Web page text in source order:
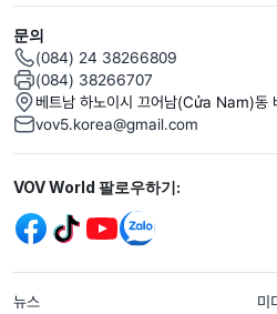
문의
(084) 24 38266809
(084) 38266707
베트남 하노이시 끄어남(Cửa Nam)동
vov5.korea@gmail.com
Mạng xã hội
VOV World 팔로우하기:
menu footer tiếng
뉴스 미